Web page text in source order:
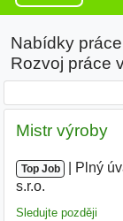
Nabídky
Rozvoj práce
Mistr výroby
Top Job Plný
s.r.o.
Sledujte později